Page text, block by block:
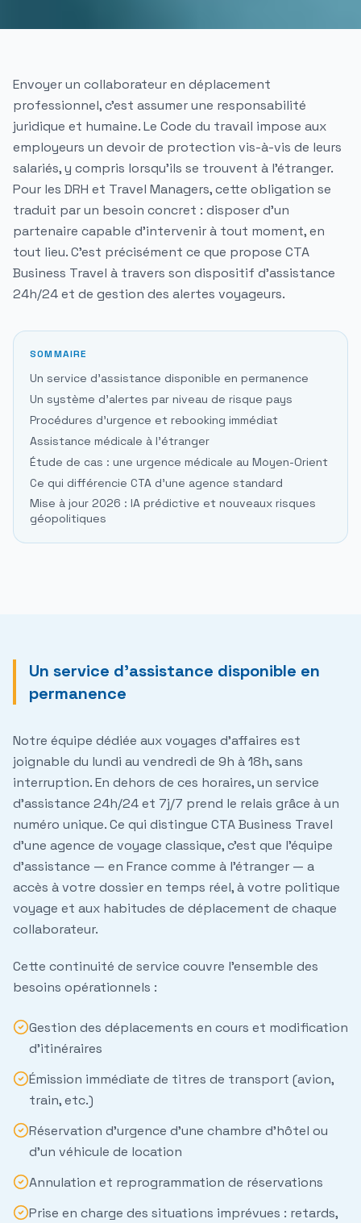
Envoyer un collaborateur en déplacement
professionnel, c'est assumer une responsabilité
juridique et humaine. Le Code du travail impose aux
employeurs un devoir de protection vis-à-vis de leurs
salariés, y compris lorsqu'ils se trouvent à l'étranger.
Pour les DRH et Travel Managers, cette obligation se
traduit par un besoin concret : disposer d'un
partenaire capable d'intervenir à tout moment, en
tout lieu. C'est précisément ce que propose CTA
Business Travel à travers son dispositif d'assistance
24h/24 et de gestion des alertes voyageurs.
SOMMAIRE
Un service d'assistance disponible en permanence
Un système d'alertes par niveau de risque pays
Procédures d'urgence et rebooking immédiat
Assistance médicale à l'étranger
Étude de cas : une urgence médicale au Moyen-Orient
Ce qui différencie CTA d'une agence standard
Mise à jour 2026 : IA prédictive et nouveaux risques
géopolitiques
Un service d'assistance disponible en
permanence
Notre équipe dédiée aux voyages d'affaires est
joignable du lundi au vendredi de 9h à 18h, sans
interruption. En dehors de ces horaires, un service
d'assistance 24h/24 et 7j/7 prend le relais grâce à un
numéro unique. Ce qui distingue CTA Business Travel
d'une agence de voyage classique, c'est que l'équipe
d'assistance — en France comme à l'étranger — a
accès à votre dossier en temps réel, à votre politique
voyage et aux habitudes de déplacement de chaque
collaborateur.
Cette continuité de service couvre l'ensemble des
besoins opérationnels :
Gestion des déplacements en cours et modification
d'itinéraires
Émission immédiate de titres de transport (avion,
train, etc.)
Réservation d'urgence d'une chambre d'hôtel ou
d'un véhicule de location
Annulation et reprogrammation de réservations
Prise en charge des situations imprévues : retards,